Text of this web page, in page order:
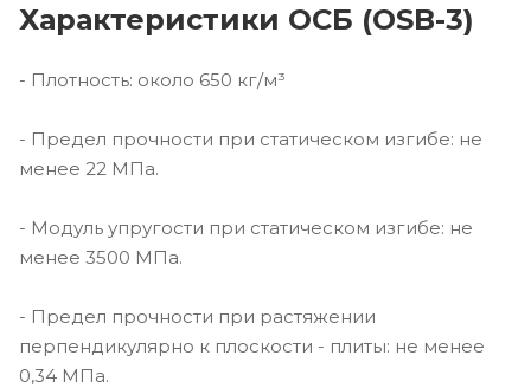
Характеристики ОСБ (OSB-3)
- Плотность: около 650 кг/м³
- Предел прочности при статическом изгибе: не
менее 22 МПа.
- Модуль упругости при статическом изгибе: не
менее 3500 МПа.
- Предел прочности при растяжении
перпендикулярно к плоскости - плиты: не менее
0,34 МПа.